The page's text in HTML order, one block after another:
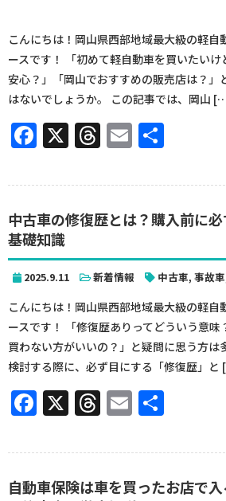
こんにちは！岡山県西部地域最大級の軽自
ースです！ 「初めて軽自動車を買いたい
安心？」「岡山でおすすめの販売店は？」
はないでしょうか。 この記事では、岡山
Facebook
X Threads
Email
中古車の修復歴とは？購入前に
基礎知識
2025.9.11 新着情報 中古車, 事故車
こんにちは！岡山県西部地域最大級の軽自
ースです！ 「修復歴ありってどういう意
買わない方がいいの？」と疑問に思う方は
検討する際に、必ず目にする「修復歴」
Facebook
X Threads
Email
自動車保険は車を買ったお店で